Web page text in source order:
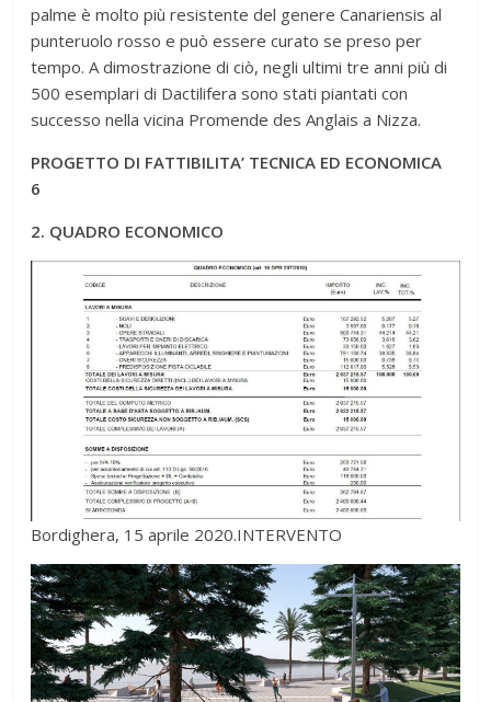
palme è molto più resistente del genere Canariensis al
punteruolo rosso e può essere curato se preso per
tempo. A dimostrazione di ciò, negli ultimi tre anni più di
500 esemplari di Dactilifera sono stati piantati con
successo nella vicina Promende des Anglais a Nizza.
PROGETTO DI FATTIBILITA’ TECNICA ED ECONOMICA
6
2. QUADRO ECONOMICO
Bordighera, 15 aprile 2020.INTERVENTO